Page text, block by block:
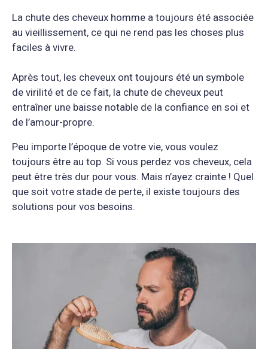
La chute des cheveux homme a toujours été associée
au vieillissement, ce qui ne rend pas les choses plus
faciles à vivre.
Après tout, les cheveux ont toujours été un symbole
de virilité et de ce fait, la chute de cheveux peut
entraîner une baisse notable de la confiance en soi et
de l’amour-propre.
Peu importe l’époque de votre vie, vous voulez
toujours être au top. Si vous perdez vos cheveux, cela
peut être très dur pour vous. Mais n’ayez crainte ! Quel
que soit votre stade de perte, il existe toujours des
solutions pour vos besoins.